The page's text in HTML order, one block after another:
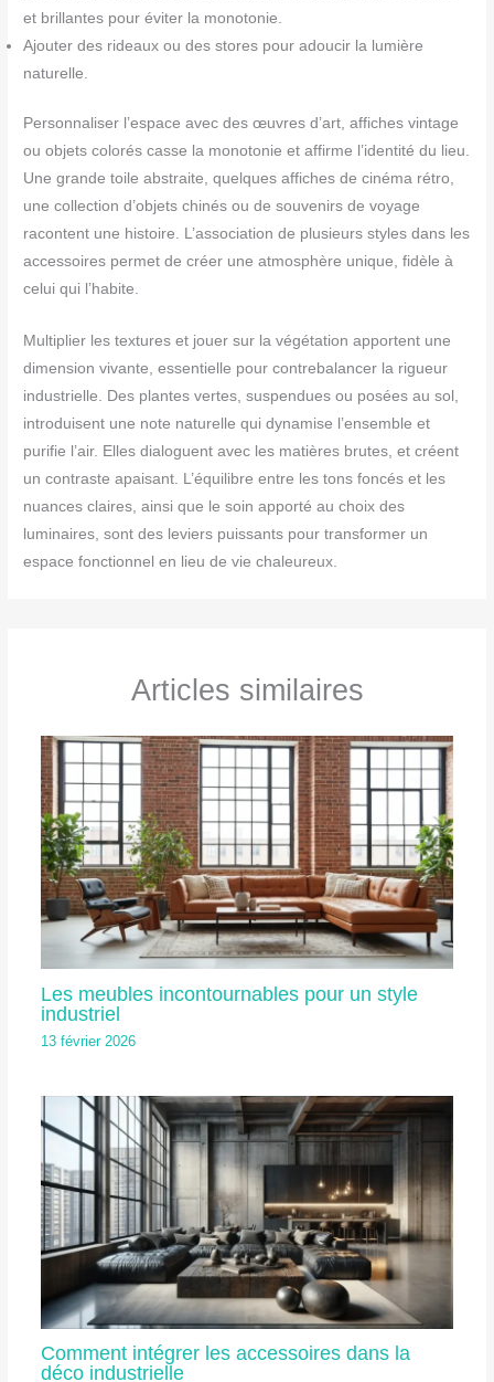
et brillantes pour éviter la monotonie.
Ajouter des rideaux ou des stores pour adoucir la lumière
naturelle.
Personnaliser l’espace avec des œuvres d’art, affiches vintage
ou objets colorés casse la monotonie et affirme l’identité du lieu.
Une grande toile abstraite, quelques affiches de cinéma rétro,
une collection d’objets chinés ou de souvenirs de voyage
racontent une histoire. L’association de plusieurs styles dans les
accessoires permet de créer une atmosphère unique, fidèle à
celui qui l’habite.
Multiplier les textures et jouer sur la végétation apportent une
dimension vivante, essentielle pour contrebalancer la rigueur
industrielle. Des plantes vertes, suspendues ou posées au sol,
introduisent une note naturelle qui dynamise l’ensemble et
purifie l’air. Elles dialoguent avec les matières brutes, et créent
un contraste apaisant. L’équilibre entre les tons foncés et les
nuances claires, ainsi que le soin apporté au choix des
luminaires, sont des leviers puissants pour transformer un
espace fonctionnel en lieu de vie chaleureux.
Articles similaires
Les meubles incontournables pour un style
industriel
13 février 2026
Comment intégrer les accessoires dans la
déco industrielle